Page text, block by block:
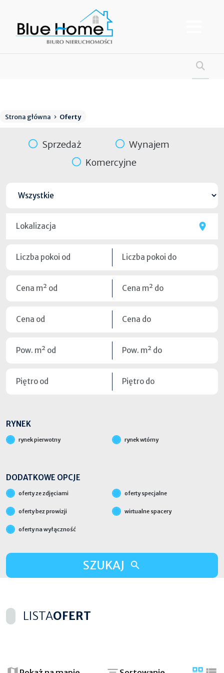
Strona główna Oferty
Sprzedaż
Wynajem
Komercyjne
RYNEK
rynek pierwotny rynek wtórny
DODATKOWE OPCJE
oferty ze zdjęciami oferty specjalne
oferty bez prowizji wirtualne spacery
oferty na wyłączność
SZUKAJ
LISTAOFERT